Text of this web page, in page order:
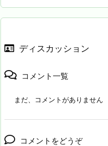
ディスカッション
コメント一覧
まだ、コメントがありません
コメントをどうぞ